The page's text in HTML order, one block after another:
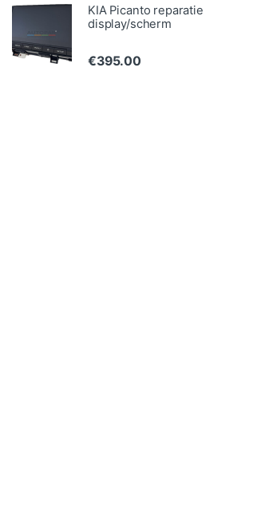
KIA Picanto reparatie
display/scherm
€395.00